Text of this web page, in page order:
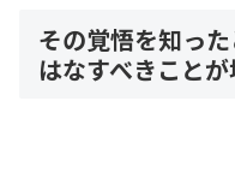
その覚悟を知っ
はなすべきことが